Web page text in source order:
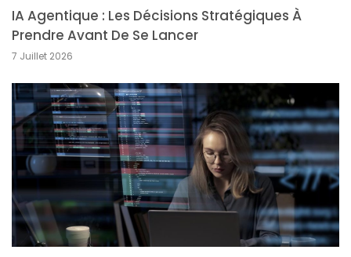
IA Agentique : Les Décisions Stratégiques À
Prendre Avant De Se Lancer
7 Juillet 2026